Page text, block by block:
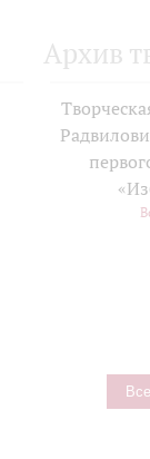
Архив